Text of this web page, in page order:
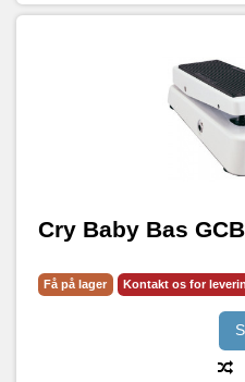
Cry Baby Bas
Få på lager Kontakt os for